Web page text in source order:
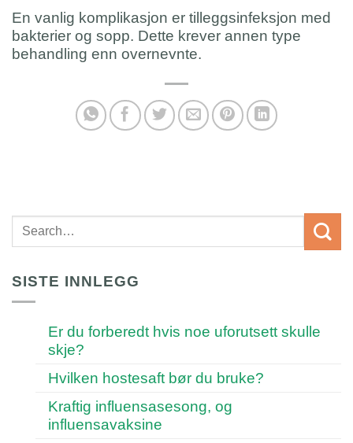
En vanlig komplikasjon er tilleggsinfeksjon med
bakterier og sopp. Dette krever annen type
behandling enn overnevnte.
SISTE INNLEGG
Er du forberedt hvis noe uforutsett skulle
skje?
Hvilken hostesaft bør du bruke?
Kraftig influensasesong, og
influensavaksine